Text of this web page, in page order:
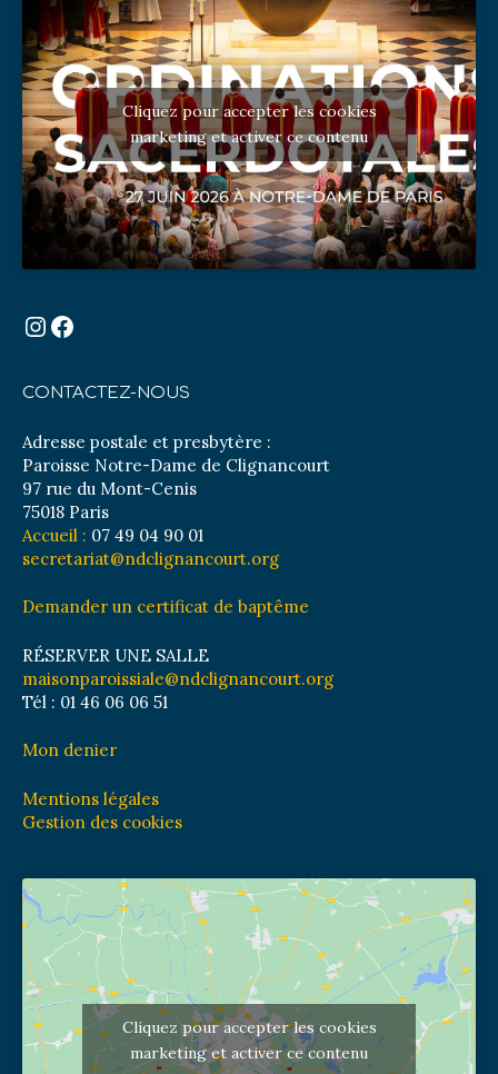
Cliquez pour accepter les cookies
marketing et activer ce contenu
Instagram
Facebook
CONTACTEZ-NOUS
Adresse postale et presbytère :
Paroisse Notre-Dame de Clignancourt
97 rue du Mont-Cenis
75018 Paris
Accueil : 07 49 04 90 01
secretariat@ndclignancourt.org
Demander un certificat de baptême
RÉSERVER UNE SALLE
maisonparoissiale@ndclignancourt.org
Tél : 01 46 06 06 51
Mon denier
Mentions légales
Gestion des cookies
Cliquez pour accepter les cookies
marketing et activer ce contenu